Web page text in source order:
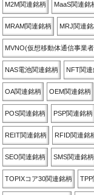
M2M関連銘柄 MaaS関連銘
MRAM関連銘柄 MRJ関連
MVNO(仮想移動体通信事業
NAS電池関連銘柄 NFT関
OA関連銘柄 OEM関連銘柄
POS関連銘柄 PSP関連銘柄
REIT関連銘柄 RFID関連銘
SEO関連銘柄 SMS関連銘柄
TOPIXコア30関連銘柄